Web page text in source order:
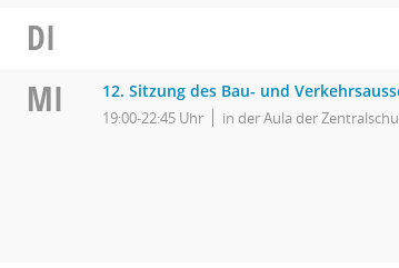
DI
MI 12. Sitzung des Bau- und
19:00-22:45 Uhr in der Aula der